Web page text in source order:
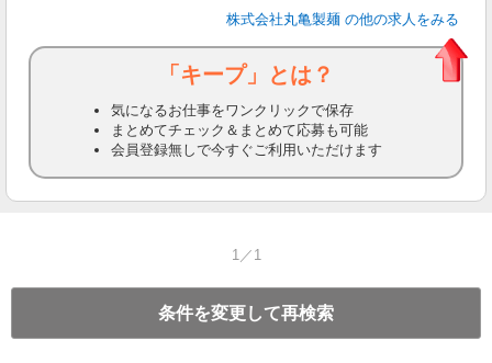
株式会社丸亀製麺 の他の求人をみる
「キープ」とは？
気になるお仕事をワンクリックで保存
まとめてチェック＆まとめて応募も可能
会員登録無しで今すぐご利用いただけます
1／1
条件を変更して再検索